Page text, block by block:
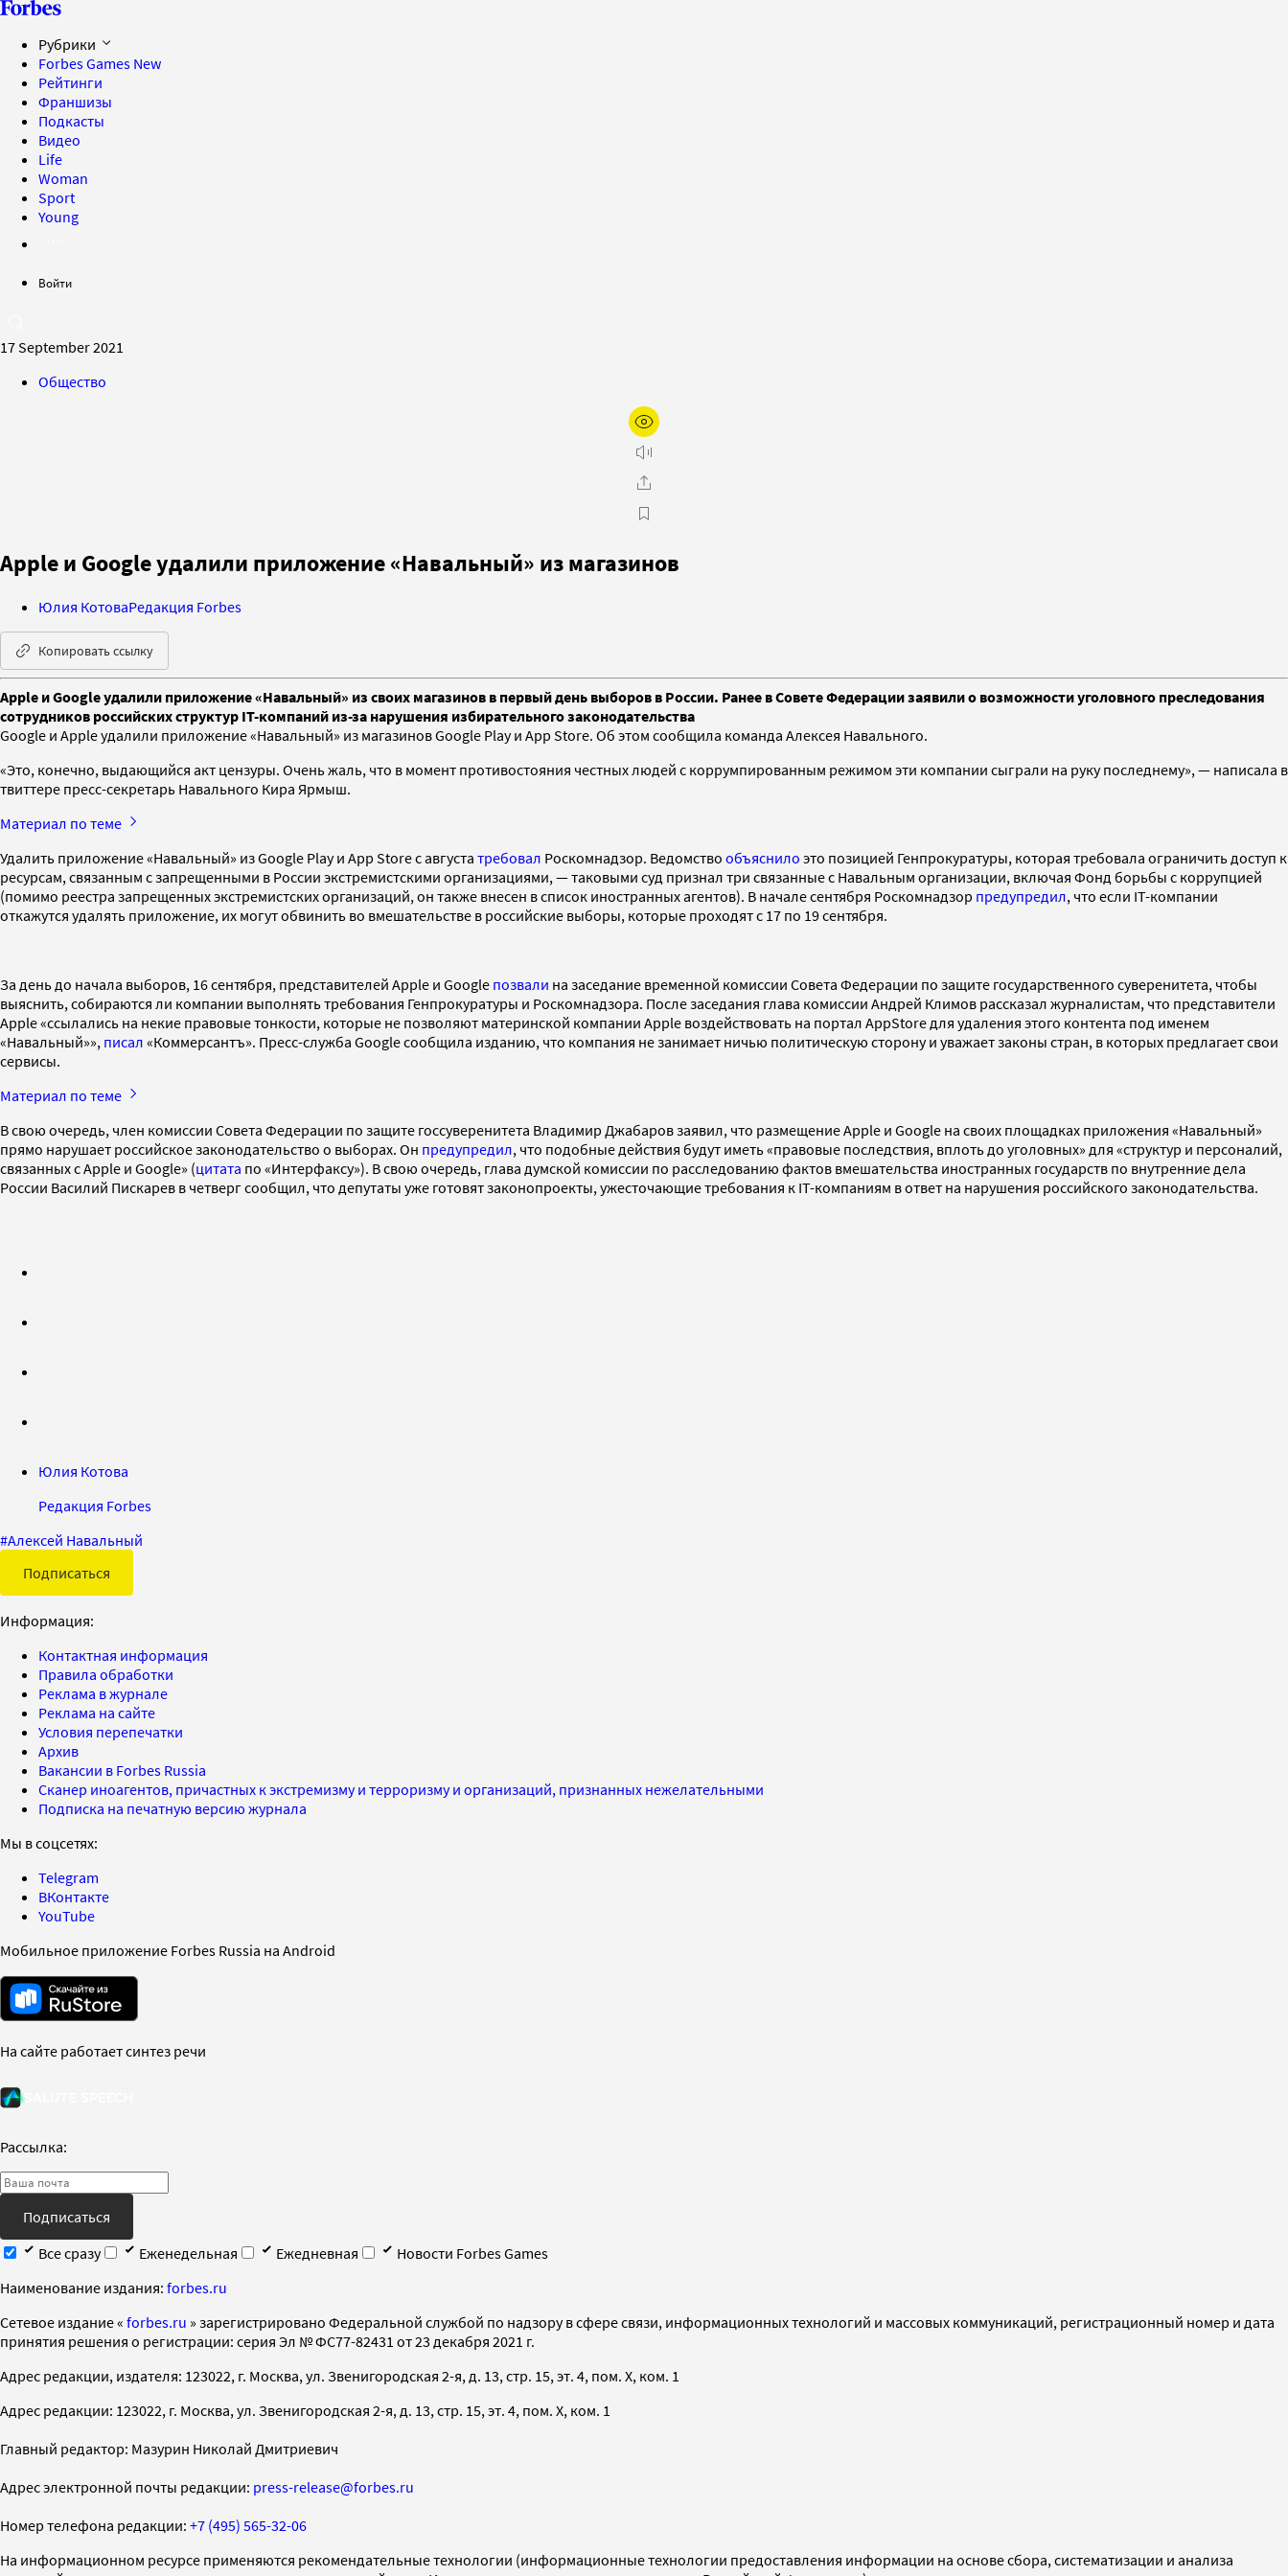
Рубрики
Forbes Games New
Рейтинги
Франшизы
Подкасты
Видео
Life
Woman
Sport
Young
Войти
17 September 2021
Общество
Apple и Google удалили приложение «Навальный» из магазинов
Юлия КотоваРедакция Forbes
Копировать ссылку
Apple и Google удалили приложение «Навальный» из своих магазинов в первый день выборов в России. Ранее в Совете Федерации заявили о возможности уголовного преследования
сотрудников российских структур IT-компаний из-за нарушения избирательного законодательства
Google и Apple удалили приложение «Навальный» из магазинов Google Play и App Store. Об этом сообщила команда Алексея Навального.
«Это, конечно, выдающийся акт цензуры. Очень жаль, что в момент противостояния честных людей с коррумпированным режимом эти компании сыграли на руку последнему», — написала в
твиттере пресс-секретарь Навального Кира Ярмыш.
Материал по теме
Удалить приложение «Навальный» из Google Play и App Store с августа требовал Роскомнадзор. Ведомство объяснило это позицией Генпрокуратуры, которая требовала ограничить доступ к
ресурсам, связанным с запрещенными в России экстремистскими организациями, — таковыми суд признал три связанные с Навальным организации, включая Фонд борьбы с коррупцией
(помимо реестра запрещенных экстремистских организаций, он также внесен в список иностранных агентов). В начале сентября Роскомнадзор предупредил, что если IT-компании
откажутся удалять приложение, их могут обвинить во вмешательстве в российские выборы, которые проходят с 17 по 19 сентября.
За день до начала выборов, 16 сентября, представителей Apple и Google позвали на заседание временной комиссии Совета Федерации по защите государственного суверенитета, чтобы
выяснить, собираются ли компании выполнять требования Генпрокуратуры и Роскомнадзора. После заседания глава комиссии Андрей Климов рассказал журналистам, что представители
Apple «ссылались на некие правовые тонкости, которые не позволяют материнской компании Apple воздействовать на портал AppStore для удаления этого контента под именем
«Навальный»», писал «Коммерсантъ». Пресс-служба Google сообщила изданию, что компания не занимает ничью политическую сторону и уважает законы стран, в которых предлагает свои
сервисы.
Материал по теме
В свою очередь, член комиссии Совета Федерации по защите госсуверенитета Владимир Джабаров заявил, что размещение Apple и Google на своих площадках приложения «Навальный»
прямо нарушает российское законодательство о выборах. Он предупредил, что подобные действия будут иметь «правовые последствия, вплоть до уголовных» для «структур и персоналий,
связанных с Apple и Google» (цитата по «Интерфаксу»). В свою очередь, глава думской комиссии по расследованию фактов вмешательства иностранных государств по внутренние дела
России Василий Пискарев в четверг сообщил, что депутаты уже готовят законопроекты, ужесточающие требования к IT-компаниям в ответ на нарушения российского законодательства.
Юлия Котова
Редакция Forbes
#Алексей Навальный
Подписаться
Информация:
Контактная информация
Правила обработки
Реклама в журнале
Реклама на сайте
Условия перепечатки
Архив
Вакансии в Forbes Russia
Сканер иноагентов, причастных к экстремизму и терроризму и организаций, признанных нежелательными
Подписка на печатную версию журнала
Мы в соцсетях:
Telegram
ВКонтакте
YouTube
Мобильное приложение Forbes Russia на Android
На сайте работает синтез речи
Рассылка:
Подписаться
Все сразу
Еженедельная Ежедневная
Новости Forbes Games
Наименование издания: forbes.ru
Cетевое издание « forbes.ru » зарегистрировано Федеральной службой по надзору в сфере связи, информационных технологий и массовых коммуникаций, регистрационный номер и дата
принятия решения о регистрации: серия Эл № ФС77-82431 от 23 декабря 2021 г.
Адрес редакции, издателя: 123022, г. Москва, ул. Звенигородская 2-я, д. 13, стр. 15, эт. 4, пом. X, ком. 1
Адрес редакции: 123022, г. Москва, ул. Звенигородская 2-я, д. 13, стр. 15, эт. 4, пом. X, ком. 1
Главный редактор: Мазурин Николай Дмитриевич
Адрес электронной почты редакции: press-release@forbes.ru
Номер телефона редакции: +7 (495) 565-32-06
На информационном ресурсе применяются рекомендательные технологии (информационные технологии предоставления информации на основе сбора, систематизации и анализа